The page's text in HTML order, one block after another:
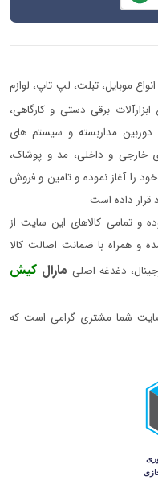
موبایل، تبلت، لپ تاپ، لوازم
ابزارآلات برقی دستی و کارگاهی،
دوربین مداربسته و سیستم های
خارجی و داخلی، مد و پوشاک،
را آغاز نموده و تامین و فروش
قرار داده است
و تمامی کالاهای این سایت از
و همراه با ضمانت اصالت کالا
دغدغه اصلی مارال کیش
شما مشتری گرامی است که